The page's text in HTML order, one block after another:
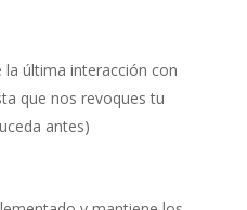
la última interacción con
que nos revoques tu
antes)